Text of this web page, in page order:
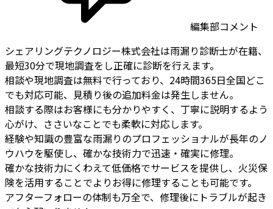
編集部コメント
シェアリングテクノロジー株式会社は雨漏り診断士が在籍、
最短30分で現地調査をし正確に診断を行えます。
相談や現地調査は無料で行っており、24時間365日全国どこ
でも対応可能、見積り後の追加料金は発生しません。
相談する際はお客様にも分かりやすく、丁寧に説明するよう
心がけ、ささいなことでも柔軟に対応します。
経験や知識の豊富な雨漏りのプロフェッショナルが長年のノ
ウハウを駆使し、確かな技術力で迅速・確実に修理。
確かな技術力にくわえて低価格でサービスを提供し、火災保
険を活用することでよりお得に修理することも可能です。
アフターフォローの体制も万全で、修理後にトラブルが起き